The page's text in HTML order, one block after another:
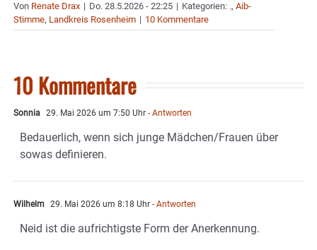
Von Renate Drax | Do. 28.5.2026 - 22:25 | Kategorien: ., Aib-
Stimme, Landkreis Rosenheim | 10 Kommentare
10 Kommentare
Sonnia 29. Mai 2026 um 7:50 Uhr - Antworten
Bedauerlich, wenn sich junge Mädchen/Frauen über
sowas definieren.
Wilhelm 29. Mai 2026 um 8:18 Uhr - Antworten
Neid ist die aufrichtigste Form der Anerkennung.